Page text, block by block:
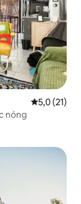
Xếp hạng
5,0 (21)
nóng